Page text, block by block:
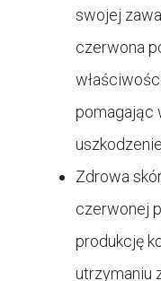
swojej
czerwona
pomagając
Zdrowa
czerwonej
produkcję
utrzymaniu